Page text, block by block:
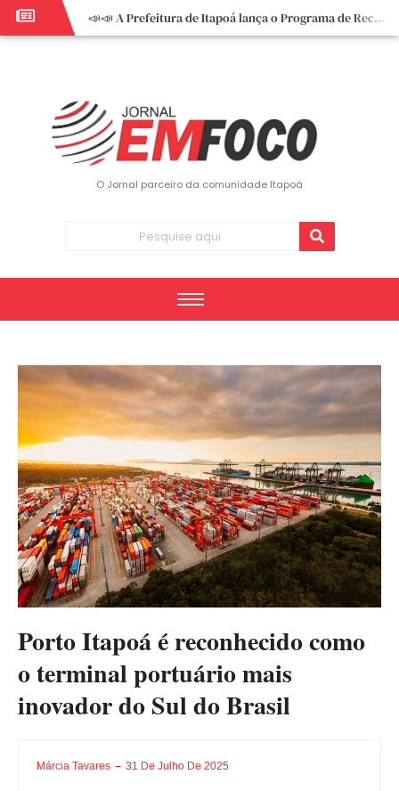
📣📣 A Prefeitura de Itapoá lança o Programa de Recuperação Fiscal (REFIS).
📢 Empreendedor do turismo, esta oportunidade é para você! Itapoá – SC.
O Jornal parceiro da comunidade Itapoá
Porto Itapoá é reconhecido como
o terminal portuário mais
inovador do Sul do Brasil
Márcia Tavares 31 De Julho De 2025